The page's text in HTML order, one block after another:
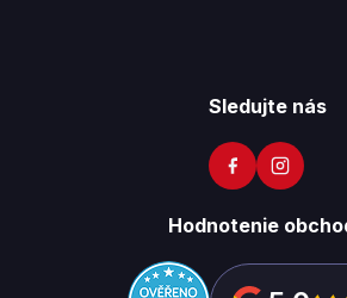
Sledujte nás
Hodnotenie